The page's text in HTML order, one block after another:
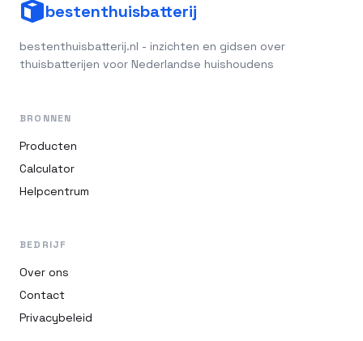
bestenthuisbatterij
bestenthuisbatterij.nl - inzichten en gidsen over
thuisbatterijen voor Nederlandse huishoudens
BRONNEN
Producten
Calculator
Helpcentrum
BEDRIJF
Over ons
Contact
Privacybeleid